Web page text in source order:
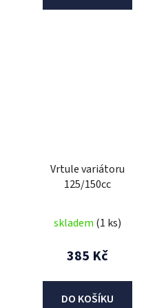
Vrtule variátoru
125/150cc
skladem (1 ks)
385 Kč
DO KOŠÍKU